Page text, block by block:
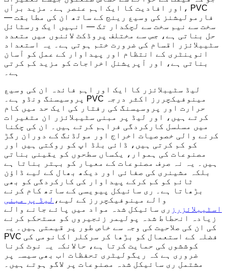
اور افادیت کا ایک اہم عنصر ہے۔ مزید برآں، PVC
فارمولیشنز کی وسیع رینج کے ساتھ ان کی مطابقت —
سخت سے نیم سخت سے لچکدار تک — انہیں ایک ورسٹائل
حل بناتی ہے، جس سے مختلف پروڈکٹ لائنوں میں متعدد
سٹیبلائزر اقسام کی ضرورت ختم ہوتی ہے۔ یہ استعداد
انوینٹری کے انتظام اور پیداوار کے عمل کو آسان
بناتی ہے، اور آپریشنل اخراجات کو مزید کم کرتی
ہے۔
لیڈ سٹیبلائزر کا ایک اور اہم فائدہ ان کی وسیع
پروسیسنگ ونڈو ہے۔ PVC مینوفیکچررز اکثر درجہ
حرارت اور پروسیسنگ کی رفتار کی ایک حد میں کام
کرتے ہیں، اور لیڈ پر مبنی سٹیبلائزر ان متغیرات
میں مسلسل کارکردگی فراہم کرتے ہیں۔ ان کی چکنا
کرنے والی خصوصیات اخراج اور مولڈنگ کے دوران رگڑ
کو کم کرتی ہیں، ڈائی بلڈ اپ کو روکتی ہیں اور
مصنوعات کی ہموار، یکساں سطحوں کو یقینی بناتی
ہیں۔ یہ نہ صرف مصنوعات کے معیار کو بہتر بناتا ہے
بلکہ مشینری کی صفائی اور دیکھ بھال کے لیے ڈاؤن
ٹائم کو کم کرکے پیداوار کی کارکردگی کو بھی
بڑھاتا ہے۔ ری سائیکل پیویسی کے ساتھ کام کرنے
والے مینوفیکچررز کے لیے، لیڈ پر مبنی
اسٹیبلائزرز ری سائیکل شدہ مواد میں پائے جانے والے
زیادہ انحطاط شدہ پولیمر زنجیروں کو مستحکم کرنے
کی ان کی صلاحیت کی وجہ سے خاص طور پر قیمتی ہیں۔ یہ
PVC فضلہ کے استعمال کو بڑھا کر سرکلر اکانومی کی
کوششوں کی حمایت کرتا ہے، حالانکہ یہ نوٹ کرنا
ضروری ہے کہ ریگولیٹری تحفظات اب بھی سیسہ پر
مشتمل ری سائیکل شدہ مصنوعات پر لاگو ہوتے ہیں۔